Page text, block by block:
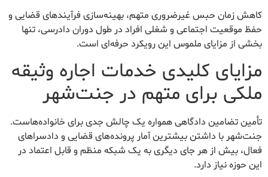
کاهش زمان حبس غیرضروری متهم، بهینه‌سازی فرآیندهای قضایی و
حفظ موقعیت اجتماعی و شغلی افراد در طول دوران دادرسی، تنها
بخشی از مزایای ملموس این رویکرد حرفه‌ای است.
مزایای کلیدی خدمات اجاره وثیقه
ملکی برای متهم در جنت‌شهر
تأمین تضامین دادگاهی همواره یک چالش جدی برای خانواده‌هاست.
جنت‌شهر با داشتن بیشترین آمار پرونده‌های قضایی و دادسراهای
فعال، بیش از هر جای دیگری به یک شبکه منظم و قابل اعتماد در
این حوزه نیاز دارد.